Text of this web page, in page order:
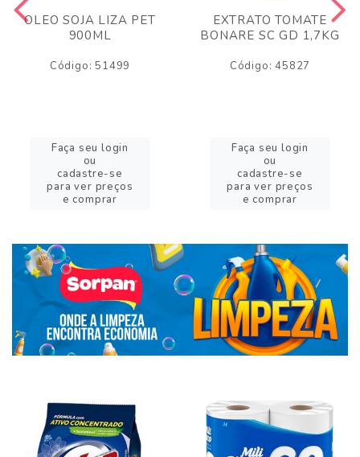
OLEO SOJA LIZA PET
900ML
Código: 51499
Faça seu login
ou
cadastre-se
para ver preços
e comprar
EXTRATO TOMATE
BONARE SC GD 1,7KG
Código: 45827
Faça seu login
ou
cadastre-se
para ver preços
e comprar